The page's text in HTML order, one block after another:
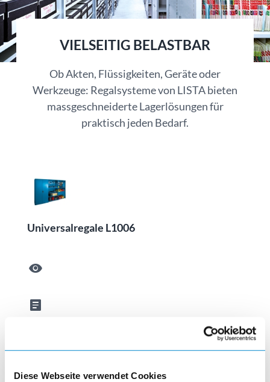
Diese Webseite verwendet Cookies
VIELSEITIG BELASTBAR
Ob Akten, Flüssigkeiten, Geräte oder
Werkzeuge: Regalsysteme von LISTA bieten
massgeschneiderte Lagerlösungen für
praktisch jeden Bedarf.
Universalregale L1006
visibility
article